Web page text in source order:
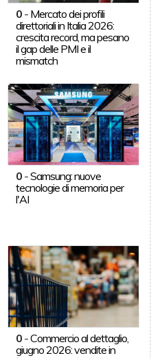
0 - Mercato dei profili
direttoriali in Italia 2026:
crescita record, ma pesano
il gap delle PMI e il
mismatch
0 -Samsung: nuove
tecnologie di memoria per
l'AI
0 -Commercio al dettaglio,
giugno 2026: vendite in